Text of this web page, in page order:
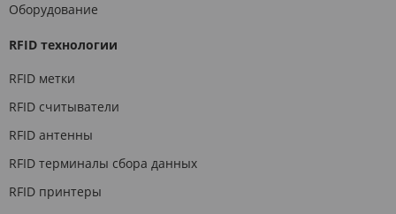
Оборудование
RFID технологии
RFID метки
RFID считыватели
RFID антенны
RFID терминалы сбора данных
RFID принтеры